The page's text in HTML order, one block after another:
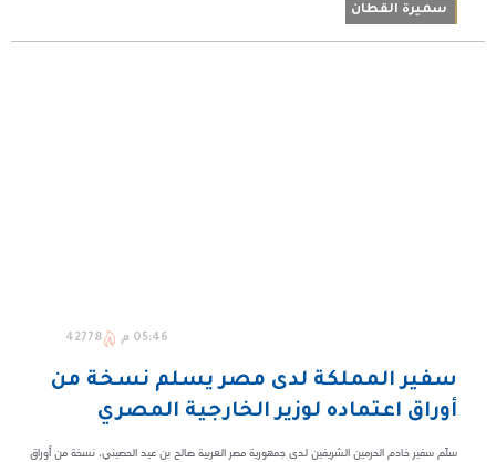
سميرة القطان
05:46 م 42778
سفير المملكة لدى مصر يسلم نسخة من
أوراق اعتماده لوزير الخارجية المصري
سلّم سفير خادم الحرمين الشريفين لدى جمهورية مصر العربية صالح بن عيد الحصيني، نسخة من أوراق